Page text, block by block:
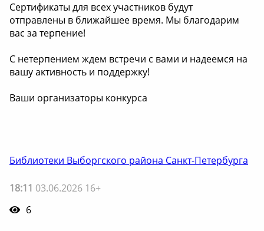
Сертификаты для всех участников будут
отправлены в ближайшее время. Мы благодарим
вас за терпение!
С нетерпением ждем встречи с вами и надеемся на
вашу активность и поддержку!
Ваши организаторы конкурса
Библиотеки Выборгского района Санкт-Петербурга
18:11 03.06.2026 16+
6